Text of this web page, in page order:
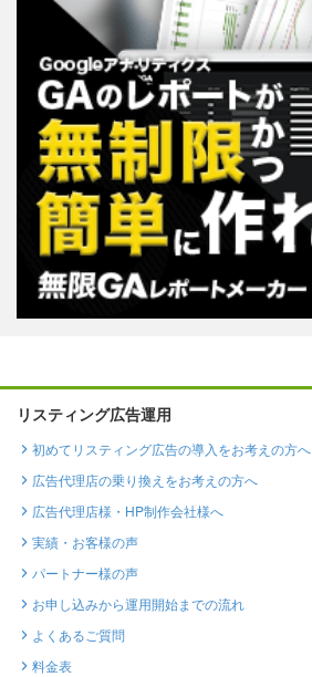
リスティング広告運用
初めてリスティング広告の導入をお考えの方へ
広告代理店の乗り換えをお考えの方へ
広告代理店様・HP制作会社様へ
実績・お客様の声
パートナー様の声
お申し込みから運用開始までの流れ
よくあるご質問
料金表